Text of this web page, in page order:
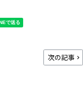
次の記事